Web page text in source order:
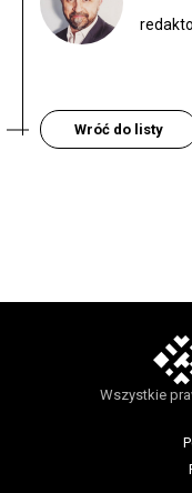
Wróć do listy
Wszystkie